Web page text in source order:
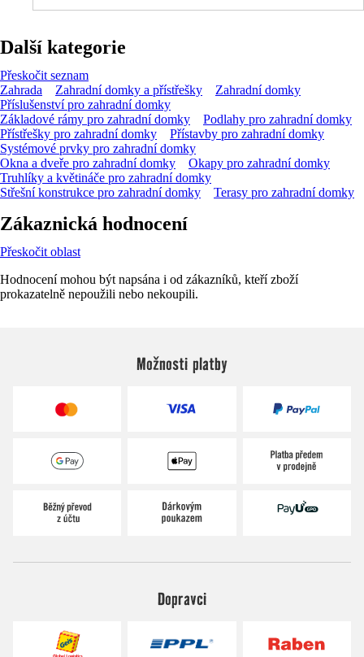
Další kategorie
Přeskočit seznam
Zahrada
Zahradní domky a přístřešky
Zahradní domky
Příslušenství pro zahradní domky
Základové rámy pro zahradní domky
Podlahy pro zahradní domky
Přístřešky pro zahradní domky
Přístavby pro zahradní domky
Systémové prvky pro zahradní domky
Okna a dveře pro zahradní domky
Okapy pro zahradní domky
Truhlíky a květináče pro zahradní domky
Střešní konstrukce pro zahradní domky
Terasy pro zahradní domky
Zákaznická hodnocení
Přeskočit oblast
Hodnocení mohou být napsána i od zákazníků, kteří zboží
prokazatelně nepoužili nebo nekoupili.
Možnosti platby
Dopravci